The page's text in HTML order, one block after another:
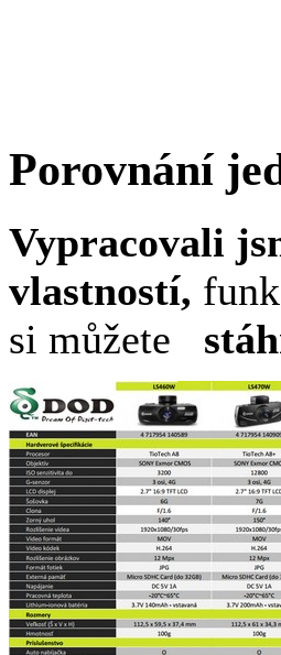
Porovnání
Vypracovali
vlastností,
si můžete